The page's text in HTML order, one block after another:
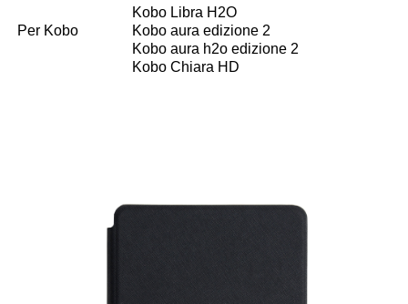
Per Kobo
Kobo Libra H2O
Kobo aura edizione 2
Kobo aura h2o edizione 2
Kobo Chiara HD